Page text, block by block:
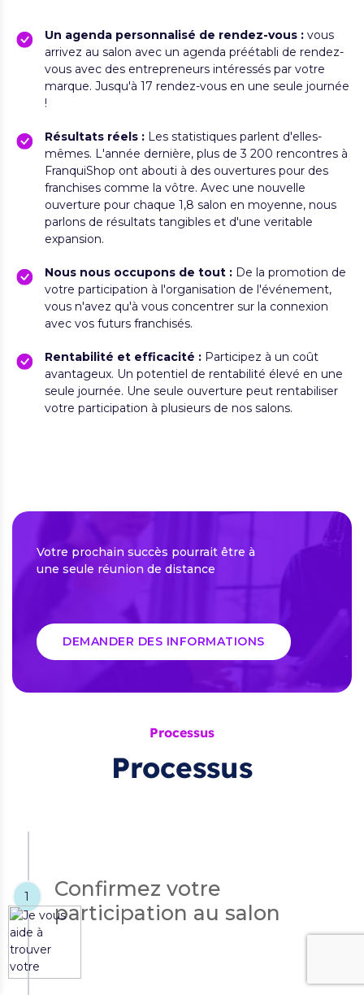
Un agenda personnalisé de rendez-vous : vous
arrivez au salon avec un agenda préétabli de rendez-
vous avec des entrepreneurs intéressés par votre
marque. Jusqu'à 17 rendez-vous en une seule journée
!
Résultats réels : Les statistiques parlent d'elles-
mêmes. L'année dernière, plus de 3 200 rencontres à
FranquiShop ont abouti à des ouvertures pour des
franchises comme la vôtre. Avec une nouvelle
ouverture pour chaque 1,8 salon en moyenne, nous
parlons de résultats tangibles et d'une veritable
expansion.
Nous nous occupons de tout : De la promotion de
votre participation à l'organisation de l'événement,
vous n'avez qu'à vous concentrer sur la connexion
avec vos futurs franchisés.
Rentabilité et efficacité : Participez à un coût
avantageux. Un potentiel de rentabilité élevé en une
seule journée. Une seule ouverture peut rentabiliser
votre participation à plusieurs de nos salons.
Votre prochain succès pourrait être à
une seule réunion de distance
DEMANDER DES INFORMATIONS
Processus
Processus
1
Confirmez votre
participation au salon